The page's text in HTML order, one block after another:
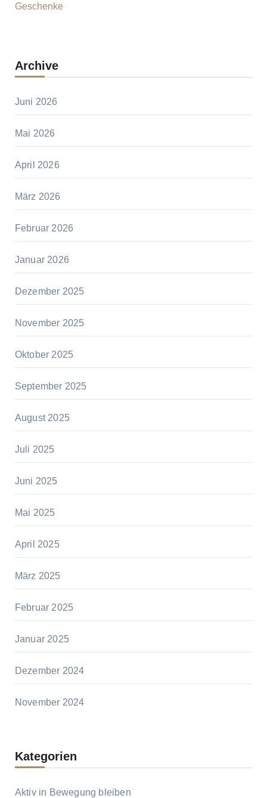
Geschenke
Archive
Juni 2026
Mai 2026
April 2026
März 2026
Februar 2026
Januar 2026
Dezember 2025
November 2025
Oktober 2025
September 2025
August 2025
Juli 2025
Juni 2025
Mai 2025
April 2025
März 2025
Februar 2025
Januar 2025
Dezember 2024
November 2024
Kategorien
Aktiv in Bewegung bleiben